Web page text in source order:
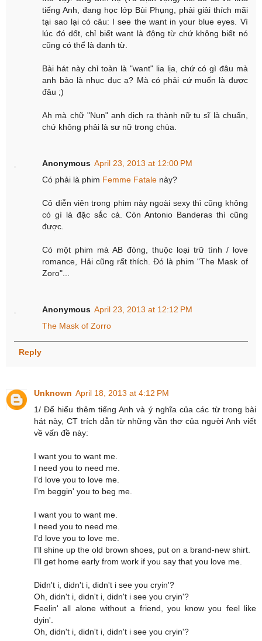
tiếng Anh, đang học lớp Bùi Phụng, phải giải thích mãi
tại sao lại có câu: I see the want in your blue eyes. Vì
lúc đó dốt, chỉ biết want là động từ chứ không biết nó
cũng có thể là danh từ.
Bài hát này chỉ toàn là "want" lia lịa, chứ có gì đâu mà
anh bảo là nhục dục ạ? Mà có phải cứ muốn là được
đâu ;)
Ah mà chữ "Nun" anh dịch ra thành nữ tu sĩ là chuẩn,
chứ không phải là sư nữ trong chùa.
Anonymous April 23, 2013 at 12:00 PM
Có phải là phim Femme Fatale này?
Cô diễn viên trong phim này ngoài sexy thì cũng không
có gì là đặc sắc cả. Còn Antonio Banderas thì cũng
được.
Có một phim mà AB đóng, thuộc loại trữ tình / love
romance, Hải cũng rất thích. Đó là phim "The Mask of
Zoro"...
Anonymous April 23, 2013 at 12:12 PM
The Mask of Zorro
Reply
Unknown April 18, 2013 at 4:12 PM
1/ Để hiểu thêm tiếng Anh và ý nghĩa của các từ trong bài
hát này, CT trích dẫn từ những vần thơ của người Anh viết
về vấn đề này:
I want you to want me.
I need you to need me.
I'd love you to love me.
I'm beggin' you to beg me.
I want you to want me.
I need you to need me.
I'd love you to love me.
I'll shine up the old brown shoes, put on a brand-new shirt.
I'll get home early from work if you say that you love me.
Didn't i, didn't i, didn't i see you cryin'?
Oh, didn't i, didn't i, didn't i see you cryin'?
Feelin' all alone without a friend, you know you feel like
dyin'.
Oh, didn't i, didn't i, didn't i see you cryin'?